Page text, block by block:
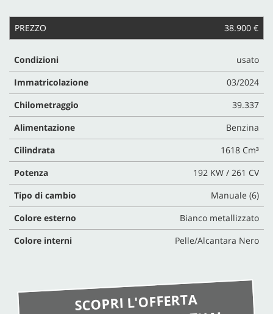
PREZZO 38.900 €
Condizioni
usato
Immatricolazione
03/2024
Chilometraggio
39.337
Alimentazione
Benzina
Cilindrata
1618 Cm³
Potenza
192 KW / 261 CV
Tipo di cambio
Manuale (6)
Colore esterno
Bianco metallizzato
Colore interni
Pelle/Alcantara Nero
SCOPRI L'OFFERTA